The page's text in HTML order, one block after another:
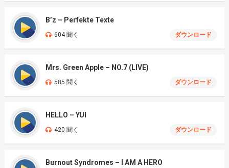
B’z – Perfekte Texte
604 聞く ダウンロード
Mrs. Green Apple – NO.7 (LIVE)
585 聞く ダウンロード
HELLO – YUI
420 聞く ダウンロード
Burnout Syndromes – I AM A HERO